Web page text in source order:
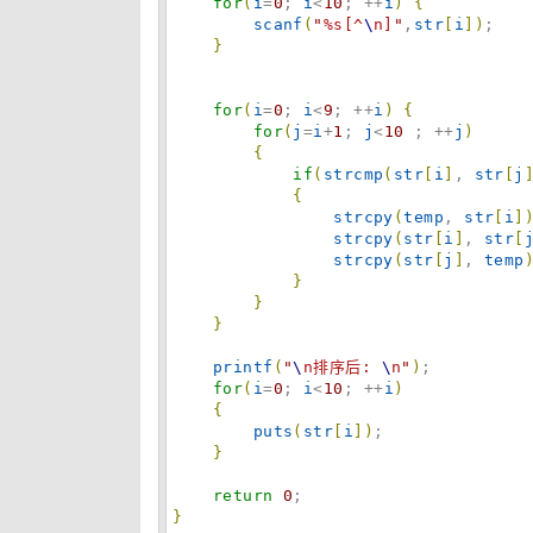
scanf ( " %s[^\ n] " , str i ) ;
}
for( i=0 ; i<9 ; ++i )
{
for( j =i+1 ; j<10 ; ++j )
{
if ( strcmp ( str i , str j
{
strcpy (temp , str i )
strcpy ( str i , str j
strcpy ( str j , temp )
}
}
}
printf ( "\ n排序后: \ n " ) ;
for( i=0 ; i<10 ; ++i )
{
puts ( str i ) ;
}
return 0
}